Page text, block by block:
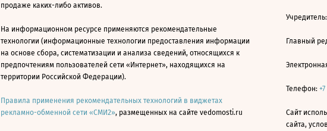
продаже каких-либо активов.
На информационном ресурсе применяются рекомендательные
технологии (информационные технологии предоставления информации
на основе сбора, систематизации и анализа сведений, относящихся к
предпочтениям пользователей сети «Интернет», находящихся на
территории Российской Федерации).
Правила применения рекомендательных технологий в виджетах
рекламно-обменной сети «СМИ2», размещенных на сайте vedomosti.ru
Главный
Телефон:
Сайт
сайта,